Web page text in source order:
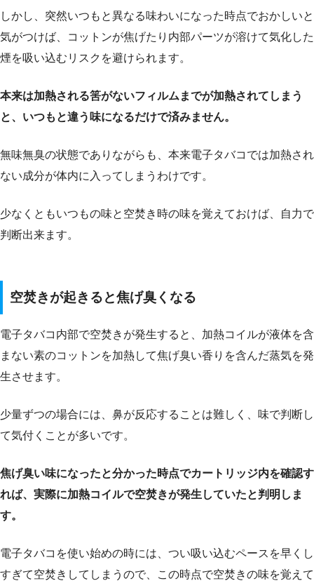
しかし、突然いつもと異なる味わいになった時点でおかしいと
気がつけば、コットンが焦げたり内部パーツが溶けて気化した
煙を吸い込むリスクを避けられます。
本来は加熱される筈がないフィルムまでが加熱されてしまう
と、いつもと違う味になるだけで済みません。
無味無臭の状態でありながらも、本来電子タバコでは加熱され
ない成分が体内に入ってしまうわけです。
少なくともいつもの味と空焚き時の味を覚えておけば、自力で
判断出来ます。
空焚きが起きると焦げ臭くなる
電子タバコ内部で空焚きが発生すると、加熱コイルが液体を含
まない素のコットンを加熱して焦げ臭い香りを含んだ蒸気を発
生させます。
少量ずつの場合には、鼻が反応することは難しく、味で判断し
て気付くことが多いです。
焦げ臭い味になったと分かった時点でカートリッジ内を確認す
れば、実際に加熱コイルで空焚きが発生していたと判明しま
す。
電子タバコを使い始めの時には、つい吸い込むペースを早くし
すぎて空焚きしてしまうので、この時点で空焚きの味を覚えて